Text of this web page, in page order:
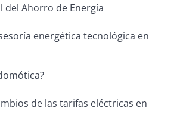
del Ahorro de Energía
energética tecnológica en
de las tarifas eléctricas en